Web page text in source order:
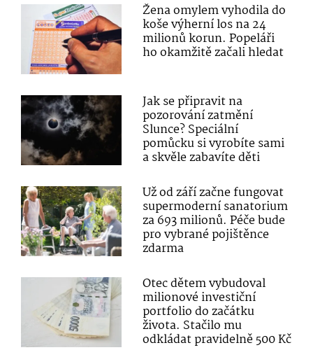
Žena omylem vyhodila do
koše výherní los na 24
milionů korun. Popeláři
ho okamžitě začali hledat
Jak se připravit na
pozorování zatmění
Slunce? Speciální
pomůcku si vyrobíte sami
a skvěle zabavíte děti
Už od září začne fungovat
supermoderní sanatorium
za 693 milionů. Péče bude
pro vybrané pojištěnce
zdarma
Otec dětem vybudoval
milionové investiční
portfolio do začátku
života. Stačilo mu
odkládat pravidelně 500 Kč